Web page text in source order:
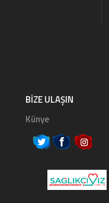
BIZE ULAŞIN
Künye